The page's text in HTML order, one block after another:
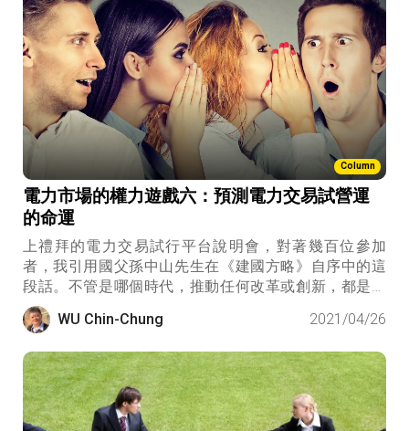
Column
電力市場的權力遊戲六：預測電力交易試營運
的命運
上禮拜的電力交易試行平台說明會，對著幾百位參加
者，我引用國父孫中山先生在《建國方略》自序中的這
段話。不管是哪個時代，推動任何改革或創新，都是高
難度挑戰。因為對人們而言，他們得先看見，才會相
信；但是在需要創新的時候，我們是因為相信，才能看
運，首先應該問，你是怎麼想的？你打算如何參與？
WU Chin-Chung 2021/04/26